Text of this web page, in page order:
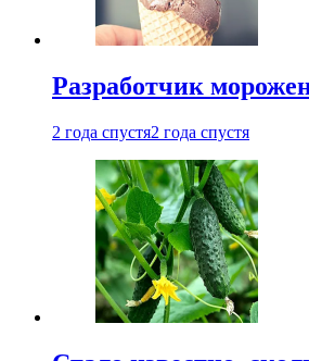
Разработчик
2 года спустя2 года спустя